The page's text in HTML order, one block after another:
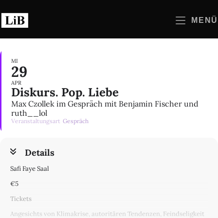
Inhalt
springen
MENÜ
MI
29
APR
Diskurs. Pop. Liebe
Max Czollek im Gespräch mit Benjamin Fischer und
ruth__lol
Veranstaltungsart Gespräch
Details
Safi Faye Saal
€5
Tickets
Angesichts von Klimakrise, autoritären Tendenzen, Feindseligkeit